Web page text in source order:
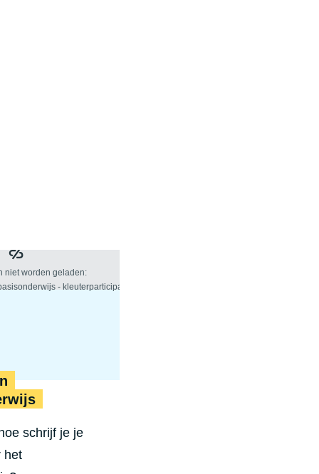
schrijf je je
het